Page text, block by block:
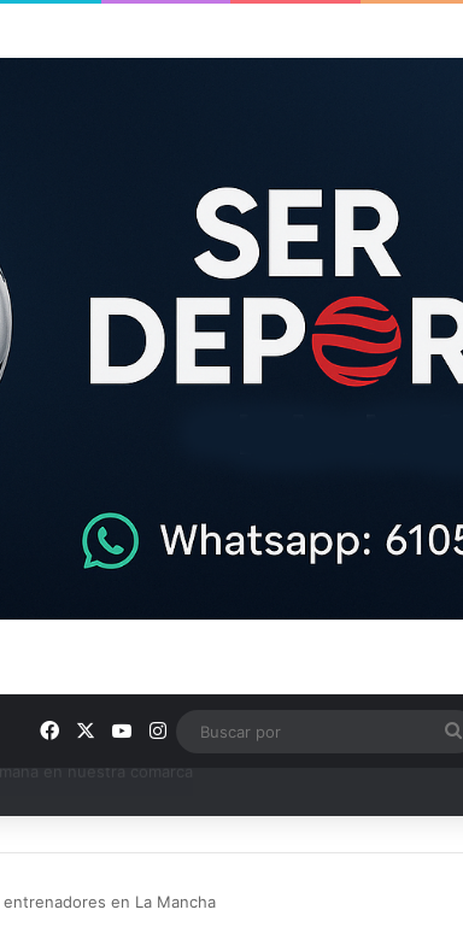
FacebookYouTube
Instagram
en La Mancha